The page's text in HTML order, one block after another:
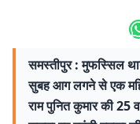
समस्तीपुर : मुफस्सिल
सुबह आग लगने से एक
राम पुनित कुमार की 25